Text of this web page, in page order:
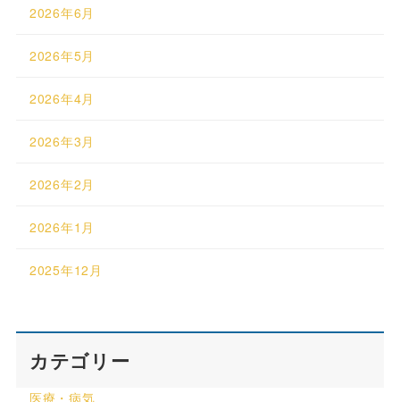
2026年6月
2026年5月
2026年4月
2026年3月
2026年2月
2026年1月
2025年12月
カテゴリー
医療・病気